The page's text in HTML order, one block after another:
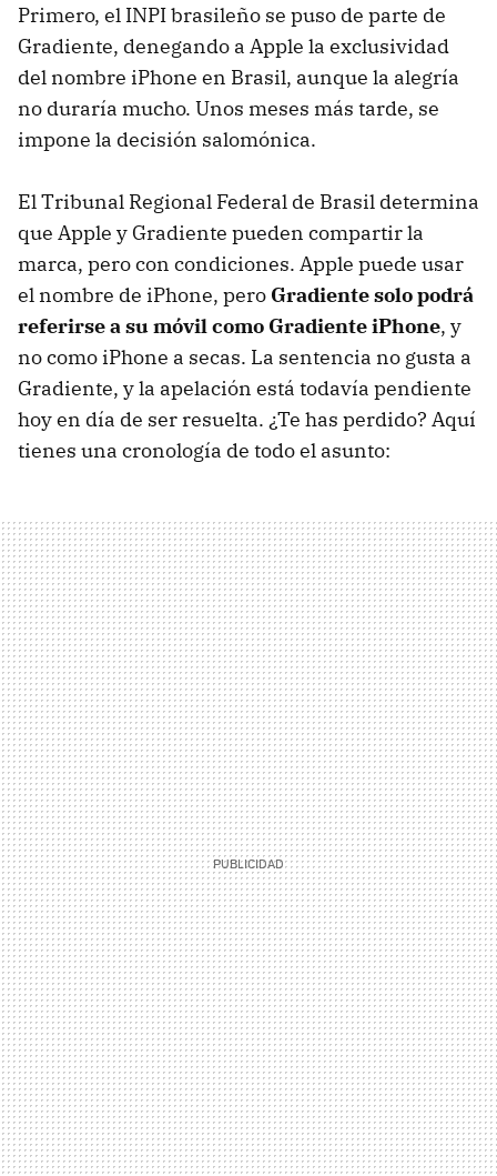
Primero, el INPI brasileño se puso de parte de
Gradiente, denegando a Apple la exclusividad
del nombre iPhone en Brasil, aunque la alegría
no duraría mucho. Unos meses más tarde, se
impone la decisión salomónica.
El Tribunal Regional Federal de Brasil determina
que Apple y Gradiente pueden compartir la
marca, pero con condiciones. Apple puede usar
el nombre de iPhone, pero Gradiente solo podrá
referirse a su móvil como Gradiente iPhone, y
no como iPhone a secas. La sentencia no gusta a
Gradiente, y la apelación está todavía pendiente
hoy en día de ser resuelta. ¿Te has perdido? Aquí
tienes una cronología de todo el asunto: